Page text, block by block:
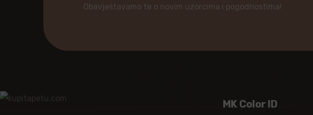
Obavještavamo te o novim uzorcima i pogodnostima!
MK Color ID